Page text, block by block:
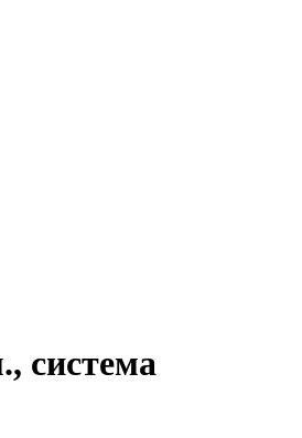
система